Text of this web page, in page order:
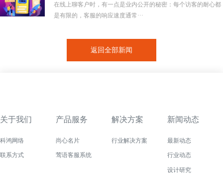
在线上聊客户时，有一点是业内公开的秘密：每个访客的耐心都
是有限的，客服的响应速度通常···
返回全部新闻
关于我们
科鸿网络
联系方式
产品服务
尚心名片
莺语客服系统
解决方案
行业解决方案
新闻动态
最新动态
行业动态
设计研究